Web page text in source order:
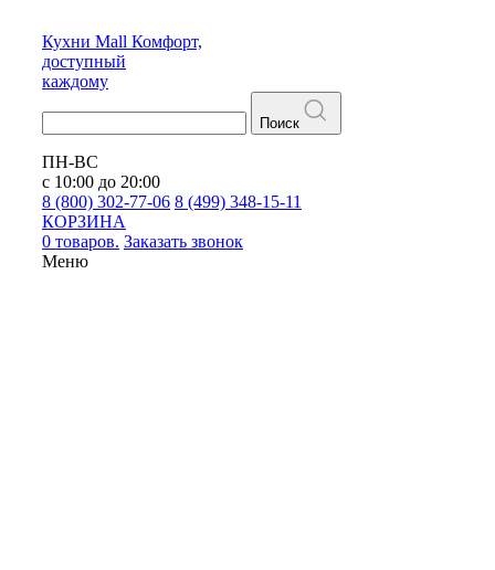
Кухни Mall Комфорт,
доступный
каждому
Поиск
ПН-ВС
с 10:00 до 20:00
8 (800) 302-77-06 8 (499) 348-15-11
КОРЗИНА
0 товаров. Заказать звонок
Меню